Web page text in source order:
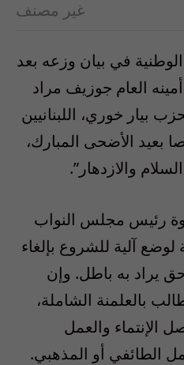
غير مصنف
في بيان وزعه بعد
العام جوزيف مراد
خوري، اللبنانيين
بعيد الأضحى المبارك،
والازدهار”.
رئيس مجلس النواب
لوضع آلية للشروع بإلغاء
حق يراد به باطل. وإن
بالعلمنة الشاملة،
الإنتماء والعمل
الطائفي أو المذهبي.